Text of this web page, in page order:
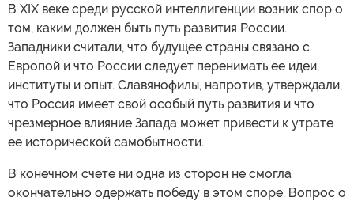
В XIX веке среди русской интеллигенции возник спор о
том, каким должен быть путь развития России.
Западники считали, что будущее страны связано с
Европой и что России следует перенимать ее идеи,
институты и опыт. Славянофилы, напротив, утверждали,
что Россия имеет свой особый путь развития и что
чрезмерное влияние Запада может привести к утрате
ее исторической самобытности.
В конечном счете ни одна из сторон не смогла
окончательно одержать победу в этом споре. Вопрос о